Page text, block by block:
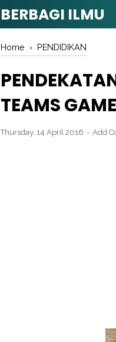
BERBAGI ILMU
Home › PENDIDIKAN
TEAMS
Thursday, 14 April 2016 Add